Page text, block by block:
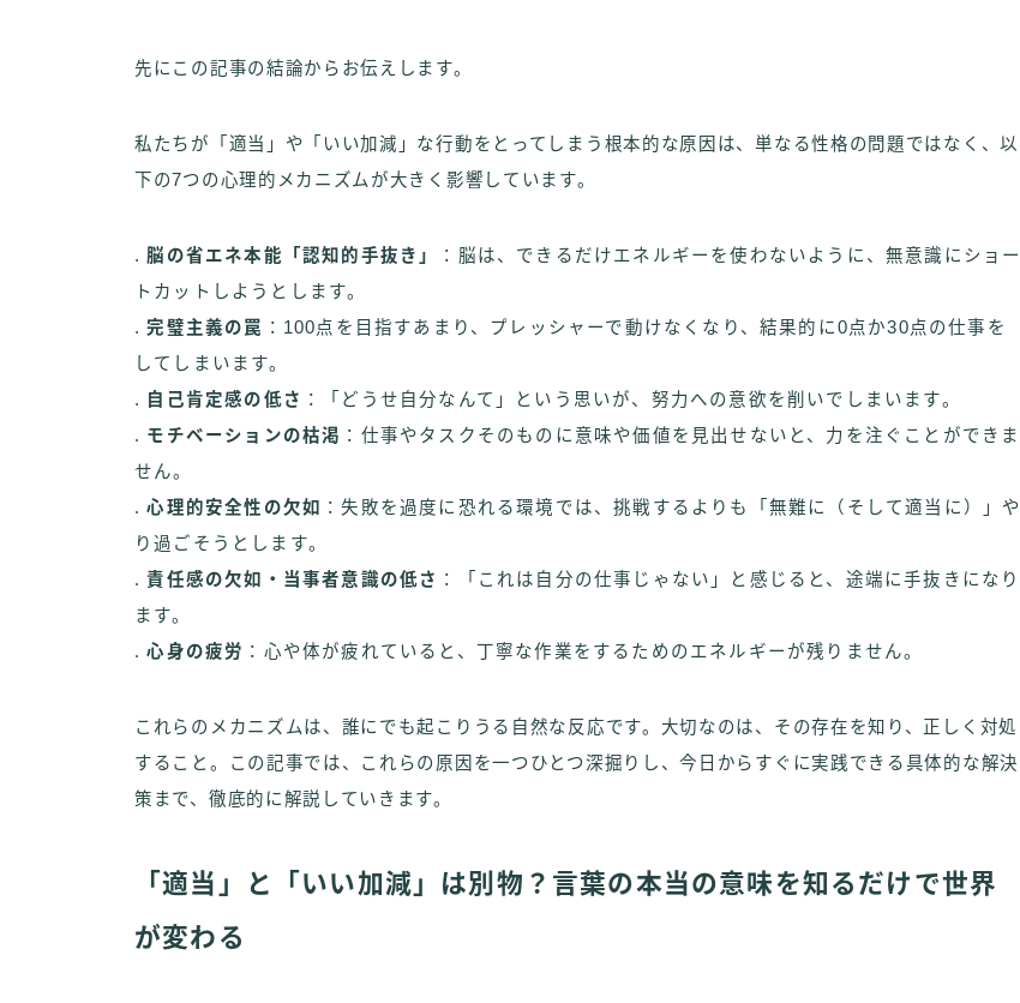
先にこの記事の結論からお伝えします。
私たちが「適当」や「いい加減」な行動をとってしまう根本的な原因は、単なる性格の問題ではなく、以
下の7つの心理的メカニズムが大きく影響しています。
. 脳の省エネ本能「認知的手抜き」
：脳は、できるだけエネルギーを使わないように、無意識にショー
トカットしようとします。
.完璧主義の罠 ：100点を目指すあまり、プレッシャーで動けなくなり、結果的に0点か30点の仕事を
してしまいます。
.
自己肯定感の低さ ：「どうせ自分なんて」という思いが、努力への意欲を削いでしまいます。
. モチベーションの枯渇 ：仕事やタスクそのものに意味や価値を見出せないと、力を注ぐことができま
せん。
.心理的安全性の欠如
：失敗を過度に恐れる環境では、挑戦するよりも「無難に（そして適当に）」や
り過ごそうとします。
.責任感の欠如・当事者意識の低さ ：「これは自分の仕事じゃない」と感じると、途端に手抜きになり
ます。
.心身の疲労 ：心や体が疲れていると、丁寧な作業をするためのエネルギーが残りません。
これらのメカニズムは、誰にでも起こりうる自然な反応です。大切なのは、その存在を知り、正しく対処
すること。この記事では、これらの原因を一つひとつ深掘りし、今日からすぐに実践できる具体的な解決
策まで、徹底的に解説していきます。
「適当」と「いい加減」は別物？言葉の本当の意味を知るだけで世界
が変わる